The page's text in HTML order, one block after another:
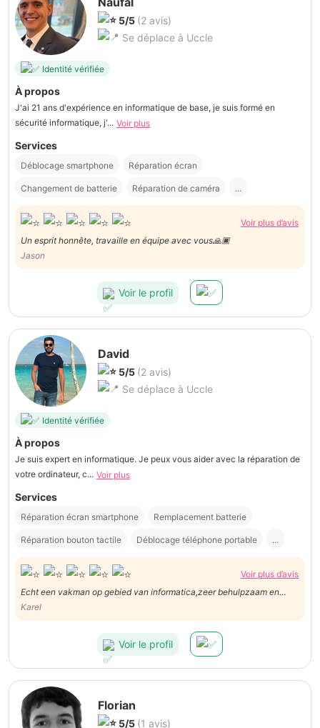
5/5 (2 avis)
Se déplace à Uccle
Identité vérifiée
À propos
J'ai 21 ans d'expérience en informatique de base, je suis formé en
sécurité informatique, j'... Voir plus
Services
Déblocage smartphone Réparation écran
Changement de batterie Réparation de caméra ...
Voir plus d’avis
Un esprit honnête, travaille en équipe avec vous🙏🏿
Jason
Voir le profil
David
5/5 (2 avis)
Se déplace à Uccle
Identité vérifiée
À propos
Je suis expert en informatique. Je peux vous aider avec la réparation de
votre ordinateur, c... Voir plus
Services
Réparation écran smartphone Remplacement batterie
Réparation bouton tactile Déblocage téléphone portable ...
Voir plus d’avis
Echt een vakman op gebied van informatica,zeer behulpzaam en
prettig in de omgang
Karel
Voir le profil
Florian
5/5 (1 avis)